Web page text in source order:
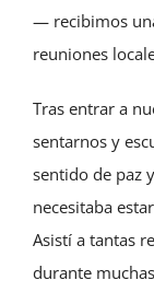
— recibimos
reuniones
Tras entrar a
sentarnos y
sentido de paz
necesitaba
Asistí a tantas
durante